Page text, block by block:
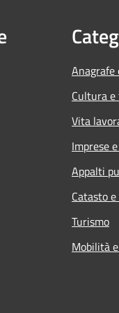
Cultura
Vita
Imprese
Appalti
Catasto
Turismo
Mobilità